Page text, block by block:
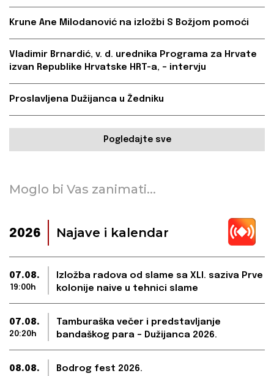
Krune Ane Milodanović na izložbi S Božjom pomoći
Vladimir Brnardić, v. d. urednika Programa za Hrvate
izvan Republike Hrvatske HRT-a, – intervju
Proslavljena Dužijanca u Žedniku
Pogledajte sve
Moglo bi Vas zanimati...
2026 Najave i kalendar
07.08.
19:00h
Izložba radova od slame sa XLI. saziva Prve
kolonije naive u tehnici slame
07.08.
20:20h
Tamburaška večer i predstavljanje
bandaškog para – Dužijanca 2026.
08.08. Bodrog fest 2026.